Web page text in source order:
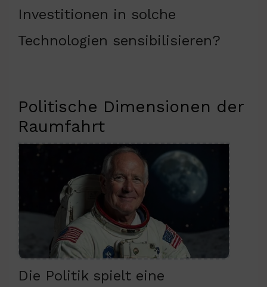
Investitionen in solche
Technologien sensibilisieren?
Politische Dimensionen der
Raumfahrt
Die Politik spielt eine